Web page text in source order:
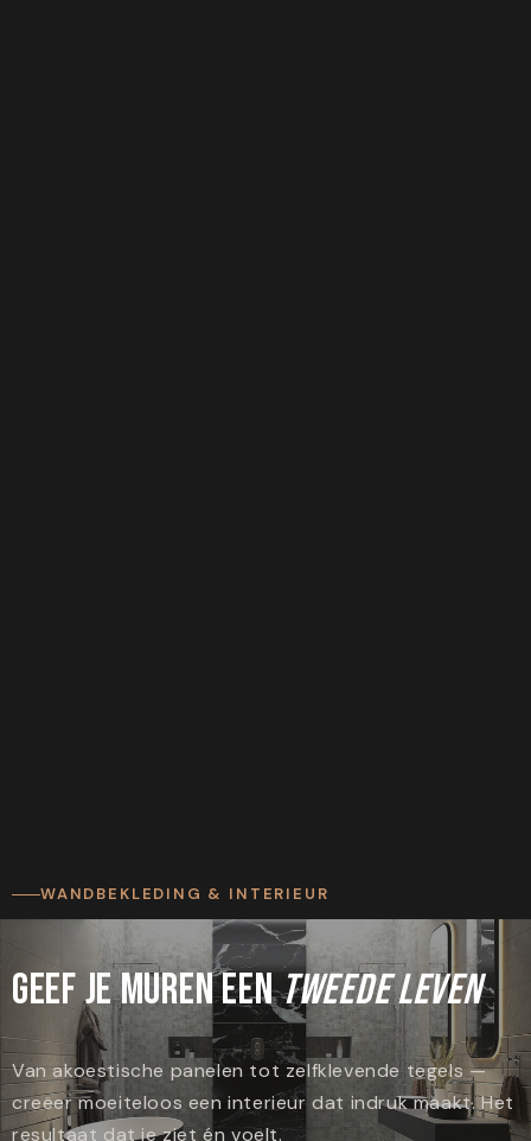
WANDBEKLEDING & INTERIEUR
GEEF JE MUREN EENTWEEDE LEVEN
Van akoestische panelen tot zelfklevende tegels —
creëer moeiteloos een interieur dat indruk maakt. Het
resultaat dat je ziet én voelt.